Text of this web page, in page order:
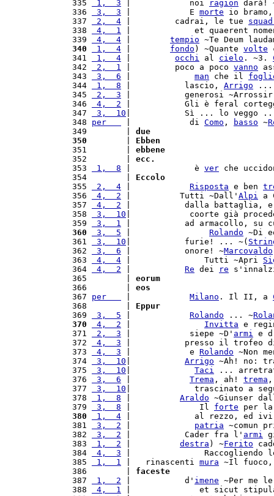
335
1,  3 |            noi ragion darà!
336
3,  3 |            E morte io
337
2,  4 |         cadrai, le tue
338
4,  1 |             et quaerent
339
4,  4 tempio ~Te Deum
340
1,  4 fondo ) ~Quante volte
341
1,  4 occhi al cielo . ~3.
342
2,  1 |         poco a poco vanno
343
3,  6 man che il
344
1,  8 |           lascio, Arrigo ...
345
2,  3 |           generosi
346
4,  2 |           Gli è feral
347
3,  10 |           Sì ... lo veggo
348 per |            di Como , basso ~
349        | due
350
Ebben
351        | ebbene
352        | ecc.
353
1,  8 |             è ver che
354        | Eccolo
355
2,  4 Risposta e ben
356
4,  2 |          Tutti ~Dall' Alpi a
357
4,  2 |           dalla battaglia,
358
3,  10 |            coorte già
359
3,  1 |           ad armacollo, su
360
3,  5 Rolando ~Di
361
3,  10 |           furie! ... ~(
362
3,  6 |           onore! ~Marcovaldo
363
4,  4 |               Tutti ~Apri
364
4,  2 Re dei re
365        | eorum
366        | eos
367 per Milano . Il II, a
368        | Eppur
369
3,  5 Rolando ... ~
370
4,  2 Invitta e
371
2,  3 |            siepe ~D' armi e
372
4,  3 |           presso il trofeo
373
4,  3 |            e Rolando ~Non
374
3,  10 Arrigo ~Ah! no:
375
3,  10 Taci ...
376
3,  6 Trema , ah! trema
377
3,  10 |             trascinato a
378
1,  8 Araldo ~Giunser
379
3,  8 |              Il forte per
380
1,  4 |             al rezzo, ed ivi
381
3,  2 patria ~comun
382
3,  2 |           Cader fra l' armi
383
1,  2 destra ) ~Ferito
384
4,  3 |               Raccogliendo
385
1,  1 |   rinascenti mura ~Il
386        | faceste
387
1,  2 |           d' imene ~Per me
388
4,  1 |              et sicut